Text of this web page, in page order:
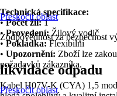
Technická specifikace:
•Počet žil:1
•Provedení: Žilový vodič
•Pokládka:Flexibilní
• Upozornění: Zboží lze
požadavků zákazníka.
Kabel H07V-K (CYA) 1,5
Přeskočit oblast
Zodpovědnost za bezpečnost
likvidace odpadu
Přeskočit oblast